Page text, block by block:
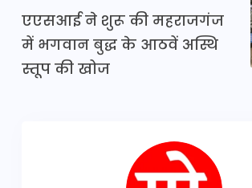
एएसआई ने शुरू की महराजगंज
में भगवान बुद्ध के आठवें अस्थि
स्तूप की खोज